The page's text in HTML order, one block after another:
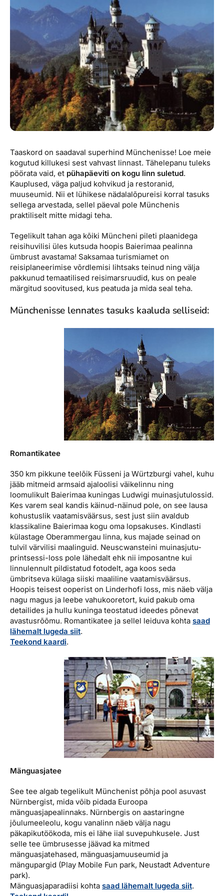
Reisitarvete e-pood
Airalo eSIM
Reisija meelespea
Kuldkaart
Platinum Club
Püsisoodustused
Boonuspunktid
Meist
Ettevõttest, kontaktid, reisikonsultandi teenus, tule
tööle, uudised...
Ettevõttest
Kontaktid
Reisikonsultandi teenus
Tule tööle
Uudised
Taaskord on saadaval superhind Münchenisse! Loe meie
kogutud killukesi sest vahvast linnast. Tähelepanu tuleks
pöörata vaid, et pühapäeviti on kogu linn suletud.
Kauplused, väga paljud kohvikud ja restoranid,
muuseumid. Nii et lühikese nädalalõpureisi korral tasuks
sellega arvestada, sellel päeval pole Münchenis
praktiliselt mitte midagi teha.
Tegelikult tahan aga kõiki Müncheni pileti plaanidega
reisihuvilisi üles kutsuda hoopis Baierimaa pealinna
ümbrust avastama! Saksamaa turismiamet on
reisiplaneerimise võrdlemisi lihtsaks teinud ning välja
pakkunud temaatilised reisimarsruudid, kus on peale
märgitud soovitused, kus peatuda ja mida seal teha.
Münchenisse lennates tasuks kaaluda selliseid:
Romantikatee
350 km pikkune teelõik Füsseni ja Würtzburgi vahel, kuhu
jääb mitmeid armsaid ajaloolisi väikelinnu ning
loomulikult Baierimaa kuningas Ludwigi muinasjutulossid.
Kes varem seal kandis käinud-näinud pole, on see lausa
kohustuslik vaatamisväärsus, sest just siin avaldub
klassikaline Baierimaa kogu oma lopsakuses. Kindlasti
külastage Oberammergau linna, kus majade seinad on
tulvil värvilisi maalinguid. Neuscwansteini muinasjutu-
printsessi-loss pole lähedalt ehk nii imposantne kui
linnulennult pildistatud fotodelt, aga koos seda
ümbritseva külaga siiski maaliline vaatamisväärsus.
Hoopis teisest ooperist on Linderhofi loss, mis näeb välja
nagu magus ja leebe vahukooretort, kuid pakub oma
detailides ja hullu kuninga teostatud ideedes põnevat
avastusrõõmu. Romantikatee ja sellel leiduva kohta saad
lähemalt lugeda siit.
Teekond kaardi.
Mänguasjatee
See tee algab tegelikult Münchenist põhja pool asuvast
Nürnbergist, mida võib pidada Euroopa
mänguasjapealinnaks. Nürnbergis on aastaringne
jõulumeeleolu, kogu vanalinn näeb välja nagu
päkapikutöökoda, mis ei lähe iial suvepuhkusele. Just
selle tee ümbrusesse jäävad ka mitmed
mänguasjatehased, mänguasjamuuseumid ja
mängupargid (Play Mobile Fun park, Neustadt Adventure
park).
Mänguasjaparadiisi kohta saad lähemalt lugeda siit.